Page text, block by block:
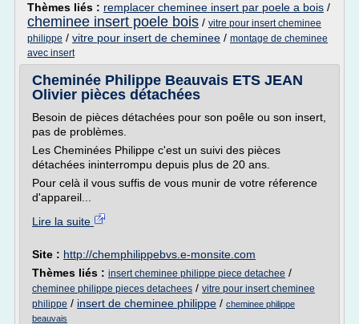
Thèmes liés : remplacer cheminee insert par poele a bois /
cheminee insert poele bois / vitre pour insert cheminee
philippe / vitre pour insert de cheminee / montage de cheminee
avec insert
Cheminée Philippe Beauvais ETS JEAN
Olivier pièces détachées
Besoin de pièces détachées pour son poêle ou son insert,
pas de problèmes.
Les Cheminées Philippe c'est un suivi des pièces
détachées ininterrompu depuis plus de 20 ans.
Pour celà il vous suffis de vous munir de votre réference
d'appareil...
Lire la suite
Site : http://chemphilippebvs.e-monsite.com
Thèmes liés : insert cheminee philippe piece detachee /
cheminee philippe pieces detachees / vitre pour insert cheminee
philippe / insert de cheminee philippe / cheminee philippe
beauvais